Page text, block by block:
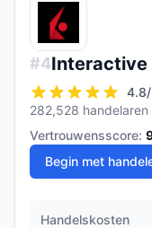
#4Interactive
4.8
282,528
Vertrouwensscore:
Begin met
Handelskosten